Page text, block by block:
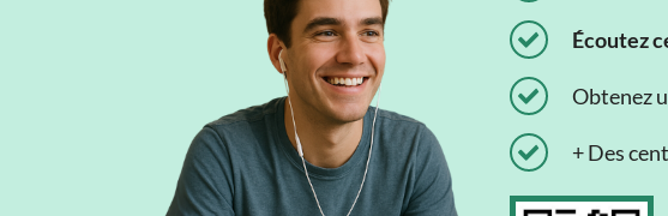
Écoutez
Obtenez
+ Des